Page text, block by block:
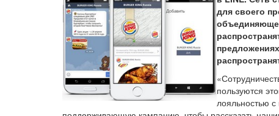
для своего
пользуются
лояльностью